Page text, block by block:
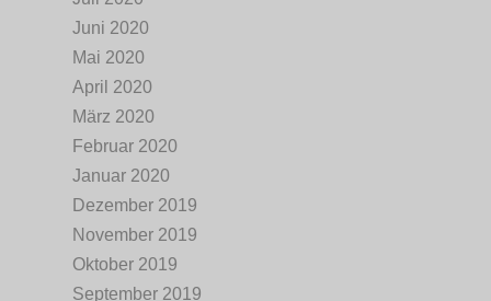
Juni 2020
Mai 2020
April 2020
März 2020
Februar 2020
Januar 2020
Dezember 2019
November 2019
Oktober 2019
September 2019